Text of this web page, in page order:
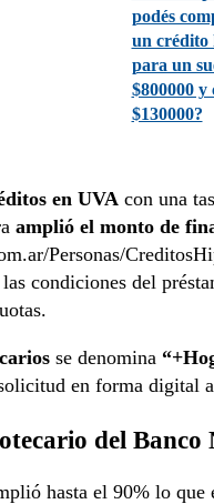
podés
un crédito
para un
$800000 y
$130000?
en UVA con una
amplió el monto de
Personas/
condiciones del
se denomina
en forma digital
del
hasta el 90% lo